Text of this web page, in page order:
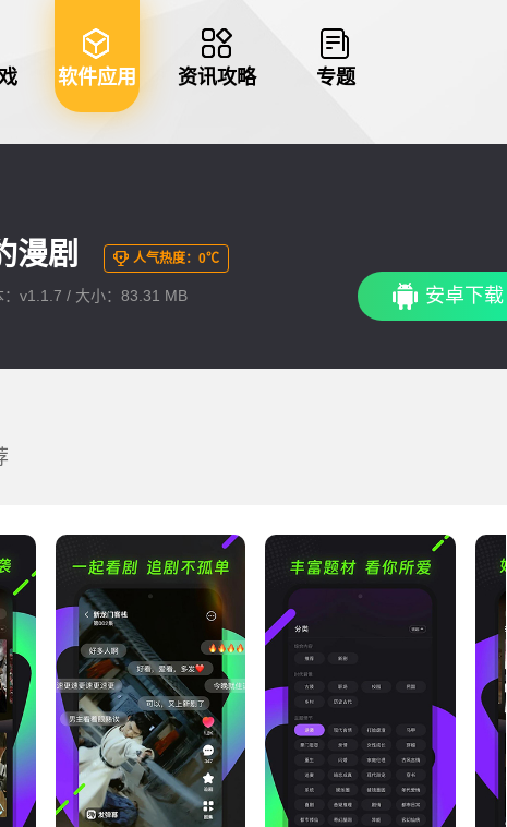
软件应用 资讯攻略 专题
漫剧 人气热度：0℃
v1.1.7 / 大小：83.31 MB 安卓下载